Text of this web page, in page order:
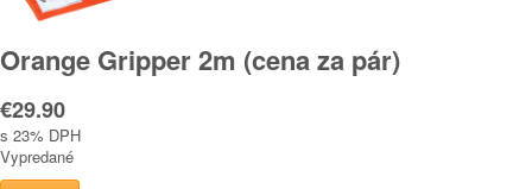
Orange Gripper 2m (cena za pár)
€29.90
s 23% DPH
Vypredané